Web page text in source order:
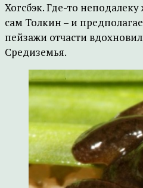
Хогсбэк. Где-то
сам Толкин – и
пейзажи отчасти
Средиземья.